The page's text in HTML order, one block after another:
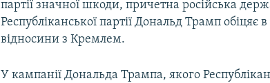
партії значної шкоди, причетна російська
Республіканської партії Дональд Трамп обіцяє
відносини з Кремлем.
У кампанії Дональда Трампа, якого